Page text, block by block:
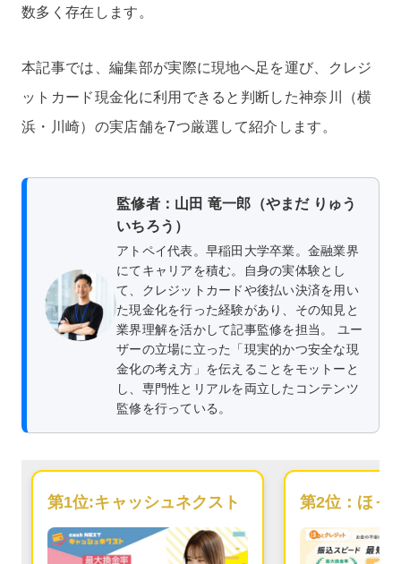
数多く存在します。
本記事では、編集部が実際に現地へ足を運び、クレジ
ットカード現金化に利用できると判断した神奈川（横
浜・川崎）の実店舗を7つ厳選して紹介します。
監修者：山田 竜一郎（やまだ りゅう
いちろう）
アトペイ代表。早稲田大学卒業。金融業界
にてキャリアを積む。自身の実体験とし
て、クレジットカードや後払い決済を用い
た現金化を行った経験があり、その知見と
業界理解を活かして記事監修を担当。 ユー
ザーの立場に立った「現実的かつ安全な現
金化の考え方」を伝えることをモットーと
し、専門性とリアルを両立したコンテンツ
監修を行っている。
第1位:キャッシュネクスト 第2位： ほっ